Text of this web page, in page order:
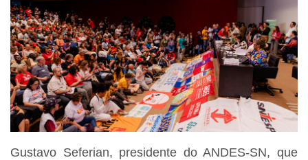
Gustavo Seferian, presidente do ANDES-SN, que